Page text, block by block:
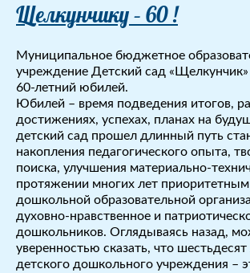
Щелкунчику – 60 !
Муниципальное бюджетное
учреждение Детский сад «Щелкунчик»
60-летний юбилей.
Юбилей – время подведения итогов,
достижениях, успехах, планах на
детский сад прошел длинный путь
накопления педагогического опыта,
поиска, улучшения материально-
протяжении многих лет
дошкольной образовательной
духовно-нравственное и
дошкольников. Оглядываясь назад,
уверенностью сказать, что
детского дошкольного учреждения –